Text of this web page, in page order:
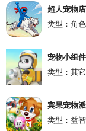
超人宠物
安卓版
类型：角
宠物小组
类型：其
宾果宠物
类型：益